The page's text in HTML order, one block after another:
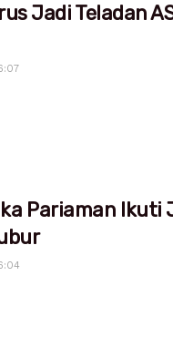
Jadi Teladan
Pariaman Ikuti